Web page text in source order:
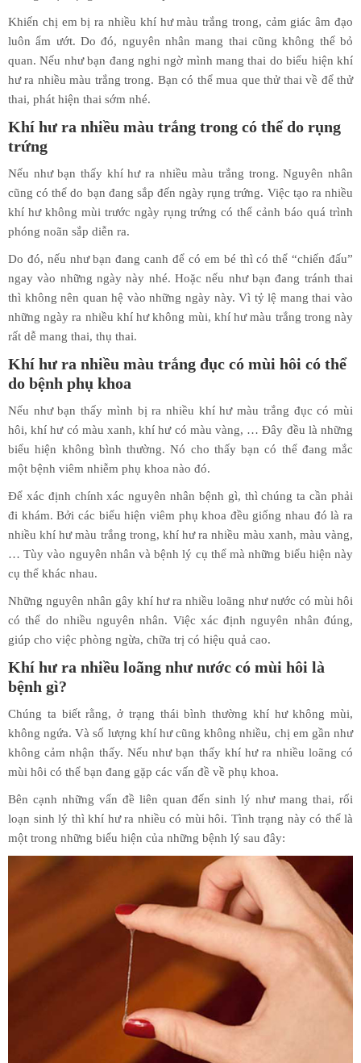
Khiến chị em bị ra nhiều khí hư màu trắng trong, cảm giác âm đạo
luôn ẩm ướt. Do đó, nguyên nhân mang thai cũng không thể bỏ
quan. Nếu như bạn đang nghi ngờ mình mang thai do biểu hiện khí
hư ra nhiều màu trắng trong. Bạn có thể mua que thử thai về để thử
thai, phát hiện thai sớm nhé.
Khí hư ra nhiều màu trắng trong có thể do rụng
trứng
Nếu như bạn thấy khí hư ra nhiều màu trắng trong. Nguyên nhân
cũng có thể do bạn đang sắp đến ngày rụng trứng. Việc tạo ra nhiều
khí hư không mùi trước ngày rụng trứng có thể cảnh báo quá trình
phóng noãn sắp diễn ra.
Do đó, nếu như bạn đang canh để có em bé thì có thể “chiến đấu”
ngay vào những ngày này nhé. Hoặc nếu như bạn đang tránh thai
thì không nên quan hệ vào những ngày này. Vì tỷ lệ mang thai vào
những ngày ra nhiều khí hư không mùi, khí hư màu trắng trong này
rất dễ mang thai, thụ thai.
Khí hư ra nhiều màu trắng đục có mùi hôi có thể
do bệnh phụ khoa
Nếu như bạn thấy mình bị ra nhiều khí hư màu trắng đục có mùi
hôi, khí hư có màu xanh, khí hư có màu vàng, … Đây đều là những
biểu hiện không bình thường. Nó cho thấy bạn có thể đang mắc
một bệnh viêm nhiễm phụ khoa nào đó.
Để xác định chính xác nguyên nhân bệnh gì, thì chúng ta cần phải
đi khám. Bởi các biểu hiện viêm phụ khoa đều giống nhau đó là ra
nhiều khí hư màu trắng trong, khí hư ra nhiều màu xanh, màu vàng,
… Tùy vào nguyên nhân và bệnh lý cụ thể mà những biểu hiện này
cụ thể khác nhau.
Những nguyên nhân gây khí hư ra nhiều loãng như nước có mùi hôi
có thể do nhiều nguyên nhân. Việc xác định nguyên nhân đúng,
giúp cho việc phòng ngừa, chữa trị có hiệu quả cao.
Khí hư ra nhiều loãng như nước có mùi hôi là
bệnh gì?
Chúng ta biết rằng, ở trạng thái bình thường khí hư không mùi,
không ngứa. Và số lượng khí hư cũng không nhiều, chị em gần như
không cảm nhận thấy. Nếu như bạn thấy khí hư ra nhiều loãng có
mùi hôi có thể bạn đang gặp các vấn đề về phụ khoa.
Bên cạnh những vấn đề liên quan đến sinh lý như mang thai, rối
loạn sinh lý thì khí hư ra nhiều có mùi hôi. Tình trạng này có thể là
một trong những biểu hiện của những bệnh lý sau đây: